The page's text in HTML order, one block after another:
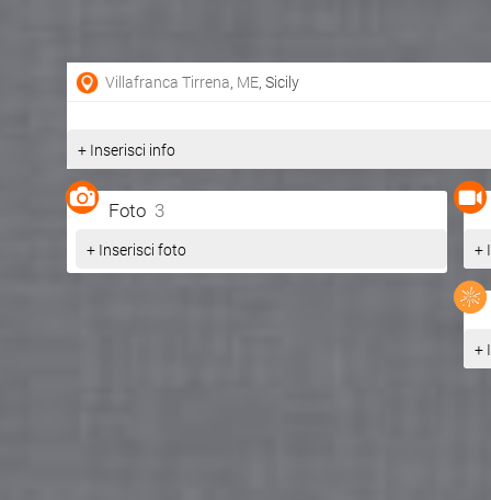
Villafranca Tirrena, ME, Sicily
+ Inserisci info
Foto 3
+ Inserisci foto +
+